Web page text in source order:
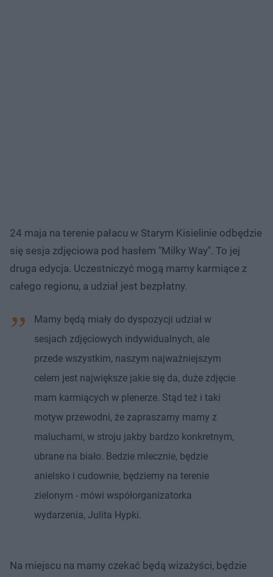
24 maja na terenie pałacu w Starym Kisielinie odbędzie
się sesja zdjęciowa pod hasłem "Milky Way". To jej
druga edycja. Uczestniczyć mogą mamy karmiące z
całego regionu, a udział jest bezpłatny.
Mamy będą miały do dyspozycji udział w
sesjach zdjęciowych indywidualnych, ale
przede wszystkim, naszym najważniejszym
celem jest największe jakie się da, duże zdjęcie
mam karmiących w plenerze. Stąd też i taki
motyw przewodni, że zapraszamy mamy z
maluchami, w stroju jakby bardzo konkretnym,
ubrane na biało. Bedzie mlecznie, będzie
anielsko i cudownie, będziemy na terenie
zielonym - mówi współorganizatorka
wydarzenia, Julita Hypki.
Na miejscu na mamy czekać będą wizażyści, będzie